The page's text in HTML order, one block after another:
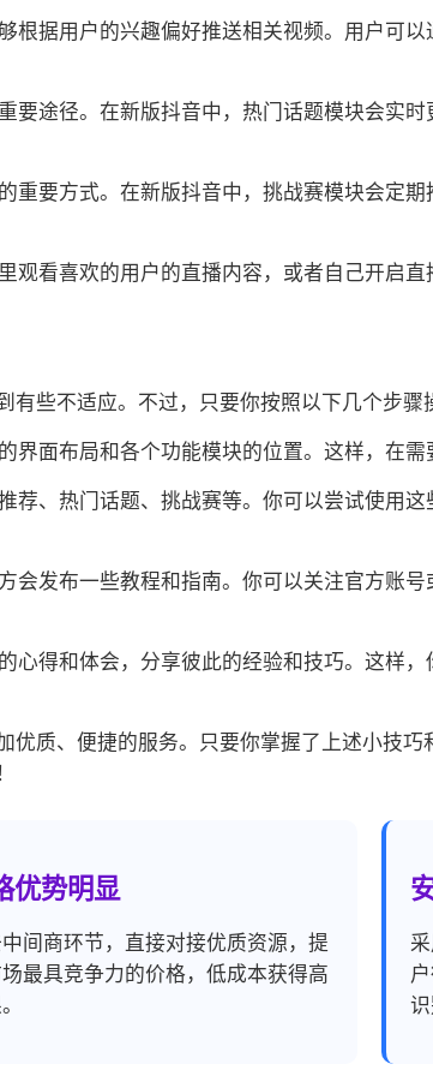
根据用户的兴趣偏好推送相关视频。用户可
要途径。在新版抖音中，热门话题模块会实
重要方式。在新版抖音中，挑战赛模块会定
观看喜欢的用户的直播内容，或者自己开启
些不适应。不过，只要你按照以下几个步骤
面布局和各个功能模块的位置。这样，在需
荐、热门话题、挑战赛等。你可以尝试使用
会发布一些教程和指南。你可以关注官方账
心得和体会，分享彼此的经验和技巧。这样
质、便捷的服务。只要你掌握了上述小技
优势明显
间商环节，直接对接优质资源，提
最具竞争力的价格，低成本获得高
识